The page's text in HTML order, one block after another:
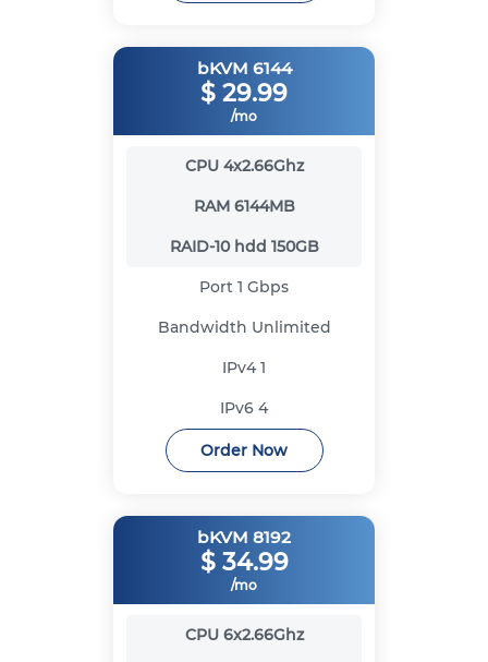
bKVM 6144
$ 29.99
/mo
CPU 4x2.66Ghz
RAM 6144MB
RAID-10 hdd 150GB
Port 1 Gbps
Bandwidth Unlimited
IPv41
IPv6 4
Order Now
bKVM 8192
$ 34.99
/mo
CPU 6x2.66Ghz